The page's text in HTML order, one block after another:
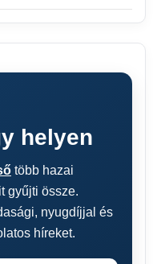
helyen
több hazai
gyűjti össze.
nyugdíjjal és
híreket.